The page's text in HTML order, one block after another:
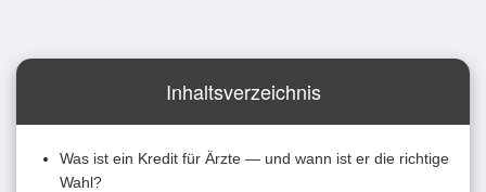
Inhaltsverzeichnis
Was ist ein Kredit für Ärzte — und wann ist er die richtige
Wahl?